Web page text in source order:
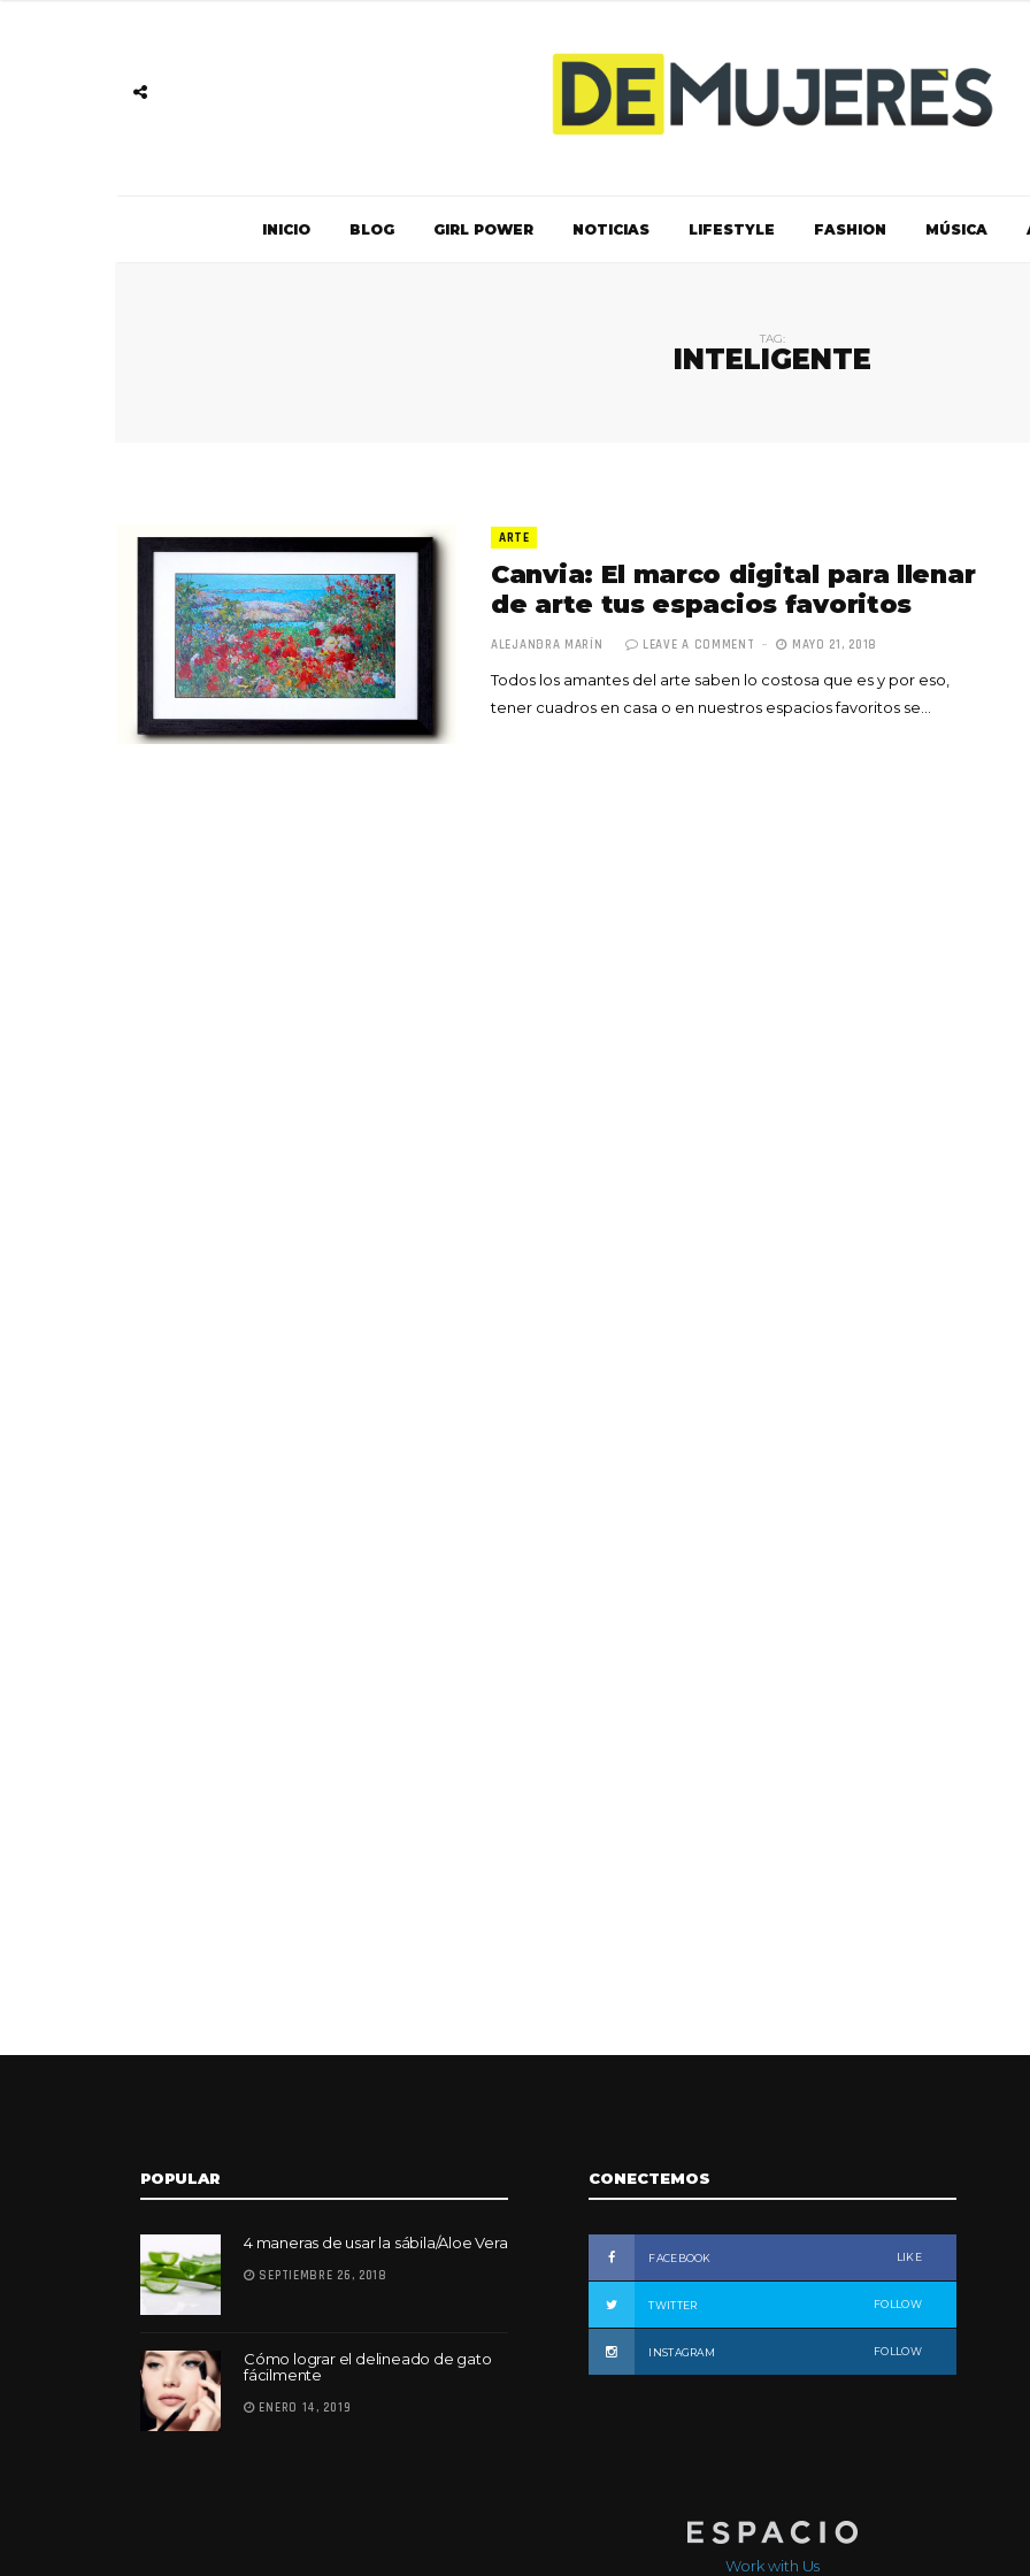
INICIO BLOG GIRL POWER NOTICIAS LIFESTYLE FASHION MÚSICA
TAG:
INTELIGENTE
ARTE
Canvia: El marco digital para llenar
de arte tus espacios favoritos
ALEJANDRA MARÍN LEAVE A COMMENT MAYO 21, 2018
Todos los amantes del arte saben lo costosa que es y por eso,
tener cuadros en casa o en nuestros espacios favoritos se…
Totó la Momposina: el
POPULAR
4 maneras de usar la sábila/Aloe Vera
SEPTIEMBRE 26, 2018
Cómo lograr el delineado de gato
fácilmente
ENERO 14, 2019
CONECTEMOS
FACEBOOK LIKE
TWITTER FOLLOW
INSTAGRAM FOLLOW
Work with Us